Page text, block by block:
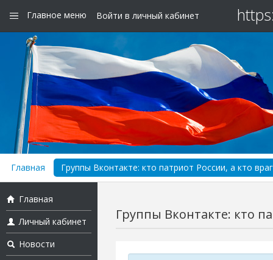
Главное меню Войти в личный кабинет
Главная Группы Вконтакте: кто патриот России, а кто
Главная
Личный кабинет
Новости
Группы Вконтакте: кто